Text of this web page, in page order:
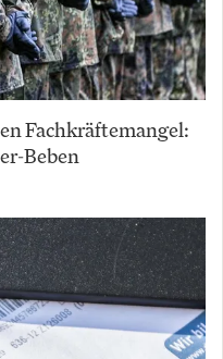
Fachkräftemangel:
Beben